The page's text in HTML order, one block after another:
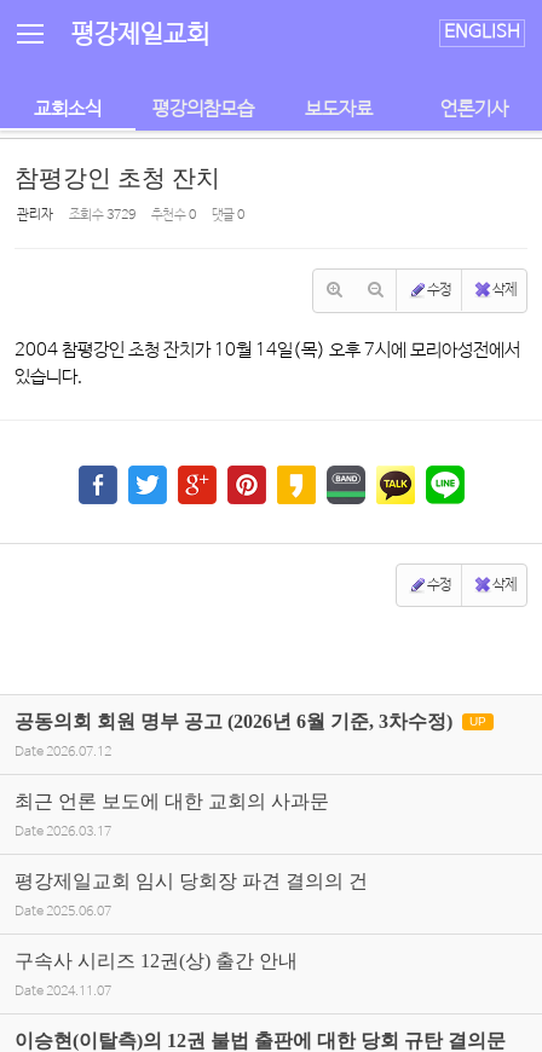
평강제일교회 ENGLISH
교회소식 평강의참모습 보도자료 언론기사
참평강인 초청 잔치
관리자 조회 수3729 추천 수0 댓글0
수정 삭제
2004 참평강인 초청 잔치가 10월 14일(목) 오후 7시에 모리아성전에서
있습니다.
수정 삭제
공동의회 회원 명부 공고 (2026년 6월 기준, 3차수정) UP
Date 2026.07.12
최근 언론 보도에 대한 교회의 사과문
Date 2026.03.17
평강제일교회 임시 당회장 파견 결의의 건
Date 2025.06.07
구속사 시리즈 12권(상) 출간 안내
Date 2024.11.07
이승현(이탈측)의 12권 불법 출판에 대한 당회 규탄 결의문